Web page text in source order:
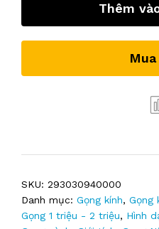
Thêm
SKU: 293030940000
Danh mục: Gọng kính, Gọng
Gọng 1 triệu - 2 triệu, Hình